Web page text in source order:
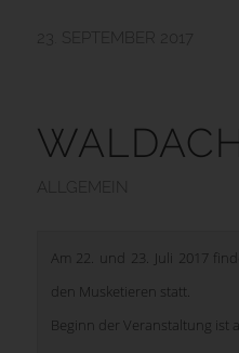
23. SEPTEMBER 2017
Am 22. und 23. Juli 2017
den Musketieren statt.
Beginn der Veranstaltung ist